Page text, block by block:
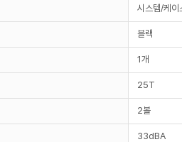
시스템/케이
블랙
1개
25T
2볼
33dBA